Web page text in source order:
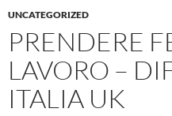
UNCATEGORIZED
PRENDERE
LAVORO –
ITALIA UK